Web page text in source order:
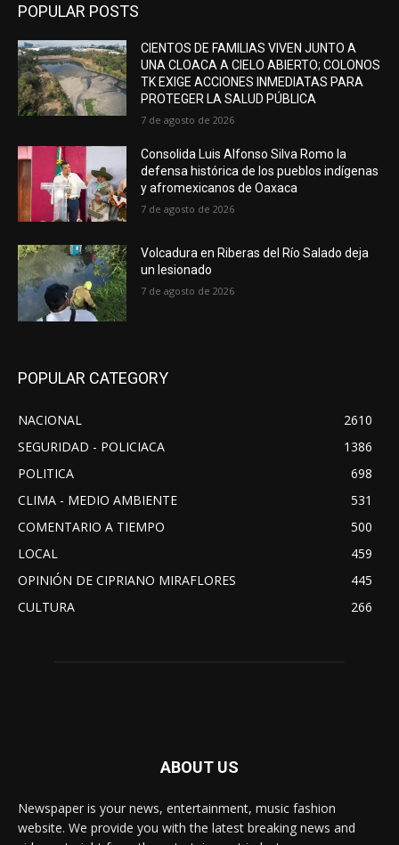
POPULAR POSTS
CIENTOS DE FAMILIAS VIVEN JUNTO A
UNA CLOACA A CIELO ABIERTO; COLONOS
TK EXIGE ACCIONES INMEDIATAS PARA
PROTEGER LA SALUD PÚBLICA
7 de agosto de 2026
Consolida Luis Alfonso Silva Romo la
defensa histórica de los pueblos indígenas
y afromexicanos de Oaxaca
7 de agosto de 2026
Volcadura en Riberas del Río Salado deja
un lesionado
7 de agosto de 2026
POPULAR CATEGORY
NACIONAL
2610
SEGURIDAD - POLICIACA
1386
POLITICA
698
CLIMA - MEDIO AMBIENTE
531
COMENTARIO A TIEMPO
500
LOCAL
459
OPINIÓN DE CIPRIANO MIRAFLORES
445
CULTURA
266
ABOUT US
Newspaper is your news, entertainment, music fashion
website. We provide you with the latest breaking news and